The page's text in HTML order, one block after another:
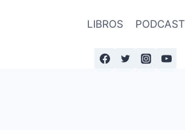
LIBROS PODCAST